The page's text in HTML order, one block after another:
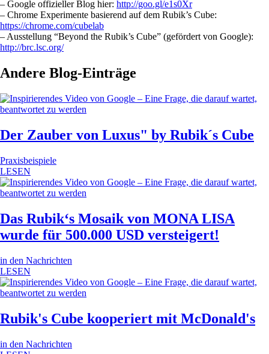
– Google offizieller Blog hier: http://goo.gl/e1s0Xr
– Chrome Experimente basierend auf dem Rubik’s Cube:
https://chrome.com/cubelab
– Ausstellung “Beyond the Rubik’s Cube” (gefördert von Google):
http://brc.lsc.org/
Andere Blog-Einträge
Der Zauber von Luxus" by Rubik´s Cube
Praxisbeispiele
LESEN
Das Rubik‘s Mosaik von MONA LISA
wurde für 500.000 USD versteigert!
in den Nachrichten
LESEN
Rubik's Cube kooperiert mit McDonald's
in den Nachrichten